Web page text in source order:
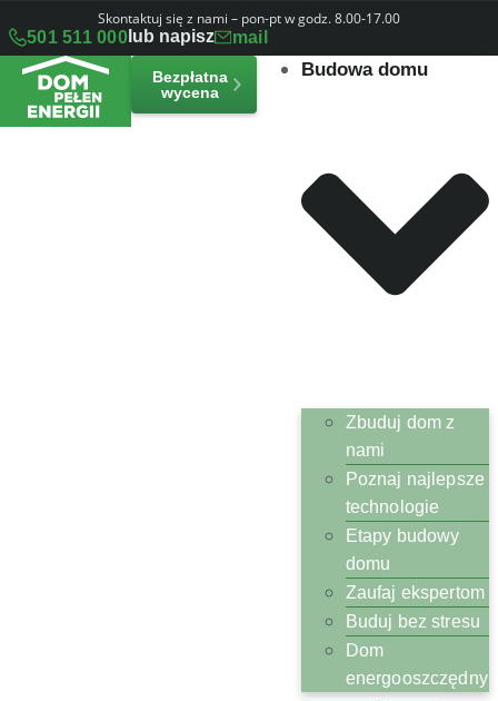
Skontaktuj się z nami – pon-pt w godz. 8.00-17.00
501 511 000lub napisz mail
Budowa domu
Zbuduj dom z
nami
Poznaj najlepsze
technologie
Etapy budowy
domu
Zaufaj ekspertom
Buduj bez stresu
Dom
energooszczędny
Bezpłatna
wycena